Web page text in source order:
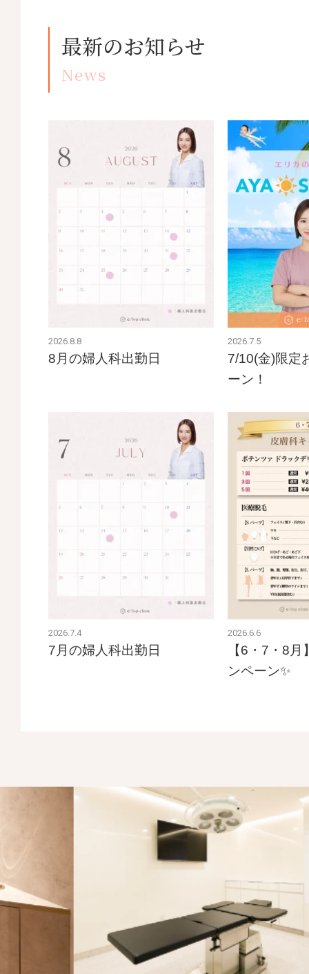
最新のお知らせ
News
2026.8.8
8月の婦人科出勤日
2026.7.5
7/10(金)限定
ーン！
2026.7.4
7月の婦人科出勤日
2026.6.6
【6・7・8
ンペーン✨